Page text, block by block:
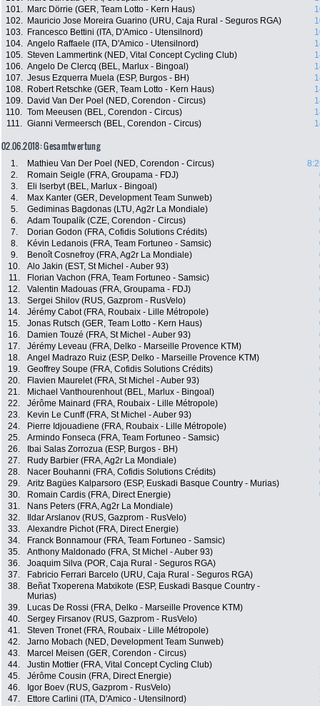
101.
Marc Dörrie (GER, Team Lotto - Kern Haus)
102.
Mauricio Jose Moreira Guarino (URU, Caja Rural - Seguros RGA)
103.
Francesco Bettini (ITA, D'Amico - Utensilnord)
104. Angelo Raffaele (ITA, D'Amico - Utensilnord)
105. Steven Lammertink (NED, Vital Concept Cycling Club)
106. Angelo De Clercq (BEL, Marlux - Bingoal)
107. Jesus Ezquerra Muela (ESP, Burgos - BH)
108.
Robert Retschke (GER, Team Lotto - Kern Haus)
109.
David Van Der Poel (NED, Corendon - Circus)
110. Tom Meeusen (BEL, Corendon - Circus)
111. Gianni Vermeersch (BEL, Corendon - Circus)
02.06.2018: Gesamtwertung
1. Mathieu Van Der Poel (NED, Corendon - Circus)
2.
Romain Seigle (FRA, Groupama - FDJ)
3.
Eli Iserbyt (BEL, Marlux - Bingoal)
4.
Max Kanter (GER, Development Team Sunweb)
5.
Gediminas Bagdonas (LTU, Ag2r La Mondiale)
6.
Adam Toupalík (CZE, Corendon - Circus)
7.
Dorian Godon (FRA, Cofidis Solutions Crédits)
8.
Kévin Ledanois (FRA, Team Fortuneo - Samsic)
9.
Benoît Cosnefroy (FRA, Ag2r La Mondiale)
10.
Alo Jakin (EST, St Michel - Auber 93)
11.
Florian Vachon (FRA, Team Fortuneo - Samsic)
12.
Valentin Madouas (FRA, Groupama - FDJ)
13.
Sergei Shilov (RUS, Gazprom - RusVelo)
14.
Jérémy Cabot (FRA, Roubaix - Lille Métropole)
15.
Jonas Rutsch (GER, Team Lotto - Kern Haus)
16.
Damien Touzé (FRA, St Michel - Auber 93)
17.
Jérémy Leveau (FRA, Delko - Marseille Provence KTM)
18.
Angel Madrazo Ruiz (ESP, Delko - Marseille Provence KTM)
19.
Geoffrey Soupe (FRA, Cofidis Solutions Crédits)
20.
Flavien Maurelet (FRA, St Michel - Auber 93)
21.
Michael Vanthourenhout (BEL, Marlux - Bingoal)
22.
Jérôme Mainard (FRA, Roubaix - Lille Métropole)
23.
Kevin Le Cunff (FRA, St Michel - Auber 93)
24.
Pierre Idjouadiene (FRA, Roubaix - Lille Métropole)
25.
Armindo Fonseca (FRA, Team Fortuneo - Samsic)
26.
Ibai Salas Zorrozua (ESP, Burgos - BH)
27.
Rudy Barbier (FRA, Ag2r La Mondiale)
28.
Nacer Bouhanni (FRA, Cofidis Solutions Crédits)
29.
Aritz Bagües Kalparsoro (ESP, Euskadi Basque Country - Murias)
30.
Romain Cardis (FRA, Direct Energie)
31.
Nans Peters (FRA, Ag2r La Mondiale)
32.
Ildar Arslanov (RUS, Gazprom - RusVelo)
33.
Alexandre Pichot (FRA, Direct Energie)
34.
Franck Bonnamour (FRA, Team Fortuneo - Samsic)
35.
Anthony Maldonado (FRA, St Michel - Auber 93)
36.
Joaquim Silva (POR, Caja Rural - Seguros RGA)
37.
Fabricio Ferrari Barcelo (URU, Caja Rural - Seguros RGA)
38.
Beñat Txoperena Matxikote (ESP, Euskadi Basque Country -
Murias)
39. Lucas De Rossi (FRA, Delko - Marseille Provence KTM)
40.
Sergey Firsanov (RUS, Gazprom - RusVelo)
41.
Steven Tronet (FRA, Roubaix - Lille Métropole)
42.
Jarno Mobach (NED, Development Team Sunweb)
43.
Marcel Meisen (GER, Corendon - Circus)
44.
Justin Mottier (FRA, Vital Concept Cycling Club)
45.
Jérôme Cousin (FRA, Direct Energie)
46.
Igor Boev (RUS, Gazprom - RusVelo)
47.
Ettore Carlini (ITA, D'Amico - Utensilnord)